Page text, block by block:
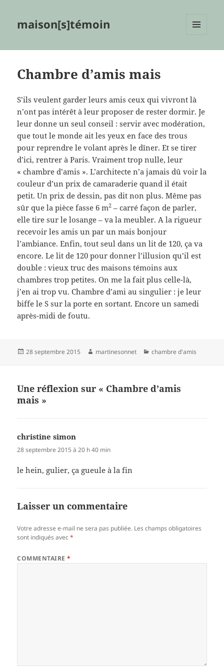
maison[s]témoin
Chambre d’amis mais
S’ils veulent garder leurs amis ceux qui vivront là
n’ont pas intérêt à leur proposer de rester dormir. Je
leur donne un seul conseil : servir avec modération,
que tout le monde ait les yeux en face des trous
pour reprendre le volant après le dîner. Et se tirer
d’ici, rentrer à Paris. Vraiment trop nulle, leur
« chambre d’amis ». L’architecte n’a jamais dû voir la
couleur d’un prix de camaraderie quand il était
petit. Un prix de dessin, pas dit non plus. Même pas
sûr que la pièce fasse 6 m2 – carré façon de parler,
elle tire sur le losange – va la meubler. A la rigueur
recevoir les amis un par un mais bonjour
l’ambiance. Enfin, tout seul dans un lit de 120, ça va
encore. Le lit de 120 pour donner l’illusion qu’il est
double : vieux truc des maisons témoins aux
chambres trop petites. On me la fait plus celle-là,
j’en ai trop vu. Chambre d’ami au singulier : je leur
biffe le S sur la porte en sortant. Encore un samedi
après-midi de foutu.
Publié
28 septembre 2015 Auteur
martinesonnet Catégories
chambre d'amis
Une réflexion sur « Chambre d’amis
mais »
christine simon
28 septembre 2015 à 20 h 40 min
le hein, gulier, ça gueule à la fin
Laisser un commentaire
Votre adresse e-mail ne sera pas publiée. Les champs obligatoires
sont indiqués avec*
COMMENTAIRE*